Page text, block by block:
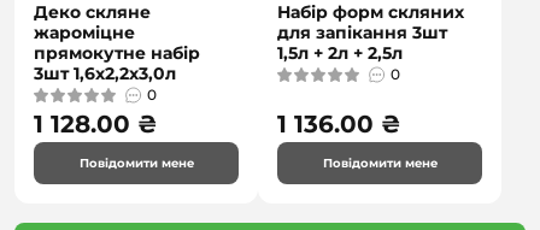
Деко скляне
жароміцне
прямокутне набір
3шт 1,6х2,2х3,0л
0
1 128.00 ₴
Повідомити мене
Набір форм скляних
для запікання 3шт
1,5л + 2л + 2,5л
0
1 136.00 ₴
Повідомити мене